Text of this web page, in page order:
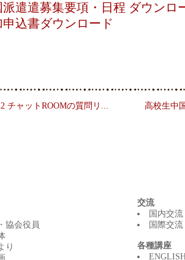
派遣遣募集要項・日程 ダウンロ
申込書ダウンロード
チャットROOMの質問リ... 高校生中
協会役員
り
交流
国内交流
国際交流
各種講座